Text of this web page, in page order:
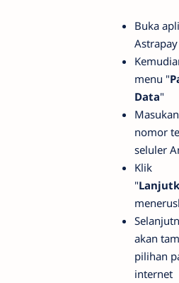
Buka
menu "
Data"
Masukan
nomor
seluler
Klik
"
akan
pilihan
internet